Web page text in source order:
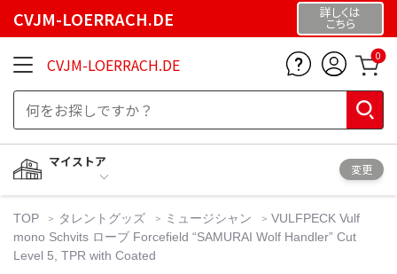
CVJM-LOERRACH.DE 詳しくは
こちら
CVJM-LOERRACH.DE 0
マイストア
変更
TOP タレントグッズ ミュージシャン
VULFPECK Vulf
mono Schvits ローブ Forcefield “SAMURAI Wolf Handler” Cut
Level 5, TPR with Coated